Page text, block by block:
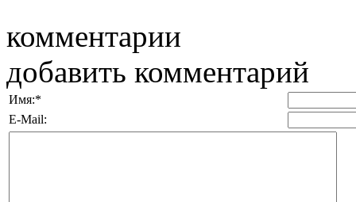
комментарии
добавить комментарий
Имя:*
E-Mail: